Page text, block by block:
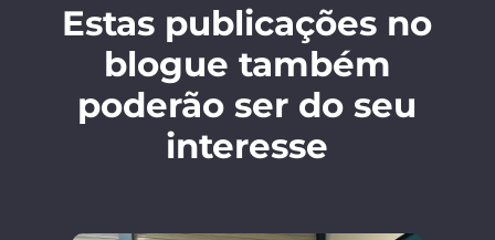
Estas publicações no
blogue também
poderão ser do seu
interesse